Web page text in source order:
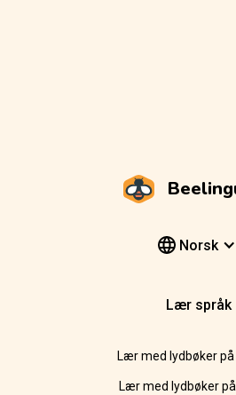
Norsk
Lær språk
Lær med lydbøker
Lær med lydbøker